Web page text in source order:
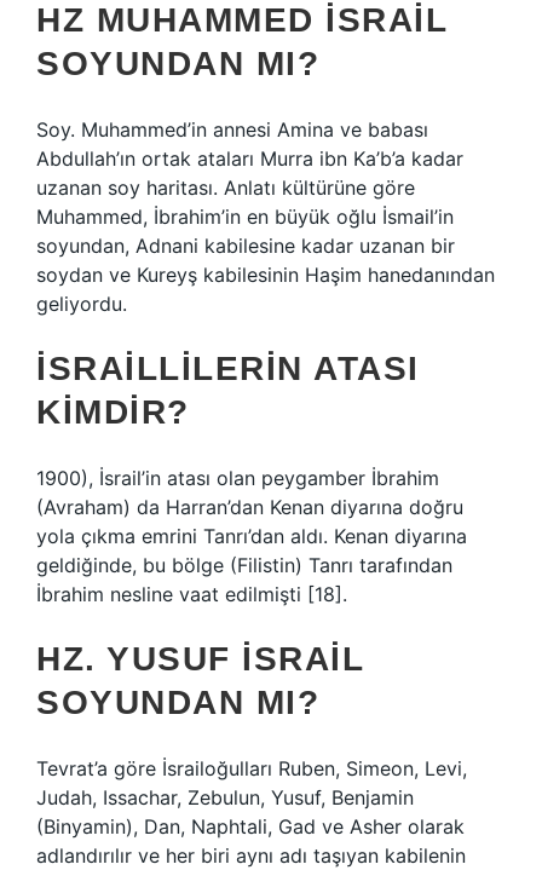
HZ MUHAMMED İSRAIL
SOYUNDAN MI?
Soy. Muhammed’in annesi Amina ve babası
Abdullah’ın ortak ataları Murra ibn Ka’b’a kadar
uzanan soy haritası. Anlatı kültürüne göre
Muhammed, İbrahim’in en büyük oğlu İsmail’in
soyundan, Adnani kabilesine kadar uzanan bir
soydan ve Kureyş kabilesinin Haşim hanedanından
geliyordu.
İSRAILLILERIN ATASI
KIMDIR?
1900), İsrail’in atası olan peygamber İbrahim
(Avraham) da Harran’dan Kenan diyarına doğru
yola çıkma emrini Tanrı’dan aldı. Kenan diyarına
geldiğinde, bu bölge (Filistin) Tanrı tarafından
İbrahim nesline vaat edilmişti [18].
HZ. YUSUF İSRAIL
SOYUNDAN MI?
Tevrat’a göre İsrailoğulları Ruben, Simeon, Levi,
Judah, Issachar, Zebulun, Yusuf, Benjamin
(Binyamin), Dan, Naphtali, Gad ve Asher olarak
adlandırılır ve her biri aynı adı taşıyan kabilenin